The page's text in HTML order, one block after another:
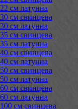
22 см латунна
30 см свинцева
30 см латунна
35 см свинцева
35 см латунна
40 см свинцева
40 см латунна
50 см свинцева
50 см латунна
60 см свинцева
60 см латунна
100 см свинцева